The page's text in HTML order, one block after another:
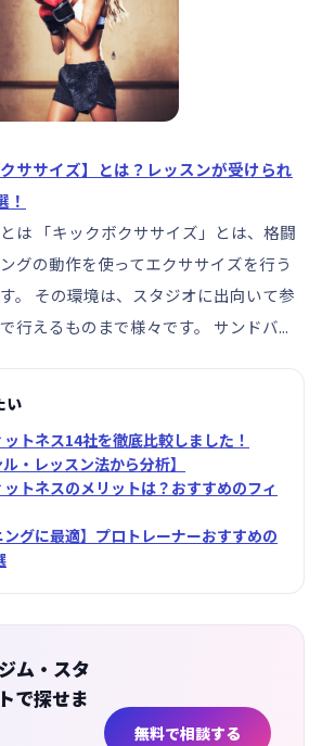
ササイズ】とは？レッスンが受けられ
！
は 「キックボクササイズ」とは、格闘
グの動作を使ってエクササイズを行う
。 その環境は、スタジオに出向いて参
行えるものまで様々です。 サンドバ...
い
トネス14社を徹底比較しました！
ル・レッスン法から分析】
トネスのメリットは？おすすめのフィ
ングに最適】プロトレーナーおすすめの
ム・スタ
で探せま
無料で相談する